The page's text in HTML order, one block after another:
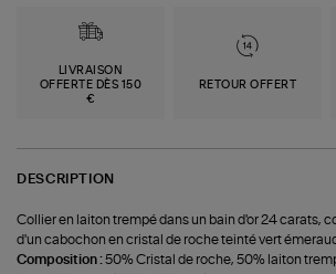
LIVRAISON
OFFERTE DÈS 150
€
RETOUR OFFERT
DESCRIPTION
Collier en laiton trempé dans un bain d'or 24 carats,
d'un cabochon en cristal de roche teinté vert
Composition :50% Cristal de roche, 50% laiton